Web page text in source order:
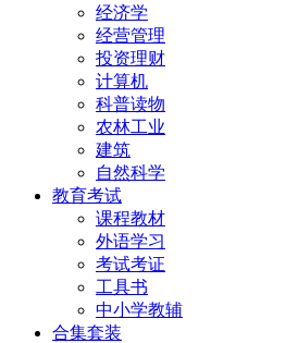
经济学
经营管理
投资理财
计算机
科普读物
农林工业
建筑
自然科学
教育考试
课程教材
外语学习
考试考证
工具书
中小学教辅
合集套装